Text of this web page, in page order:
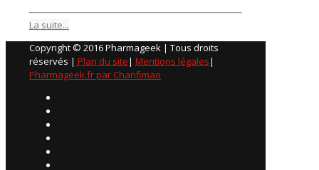
La suite...
Copyright © 2016 Pharmageek | Tous droits
réservés | Plan du site| Mentions légales|
Pharmageek.fr par Chanfimao